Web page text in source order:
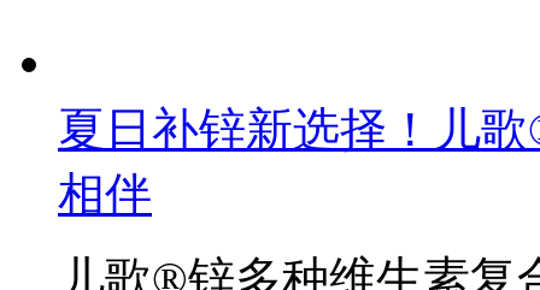
夏日补锌新选择！儿
相伴
儿歌®锌多种维生素复